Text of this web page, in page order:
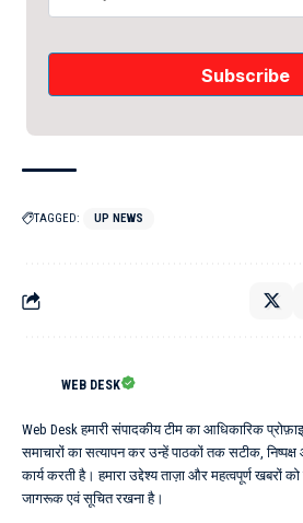
TAGGED: UP NEWS
WEB DESK
Web Desk हमारी संपादकीय टीम का आधिकारिक
समाचारों का सत्यापन कर उन्हें पाठकों तक सटीक,
कार्य करती है। हमारा उद्देश्य ताज़ा और महत्वपूर्ण खबरों
जागरूक एवं सूचित रखना है।